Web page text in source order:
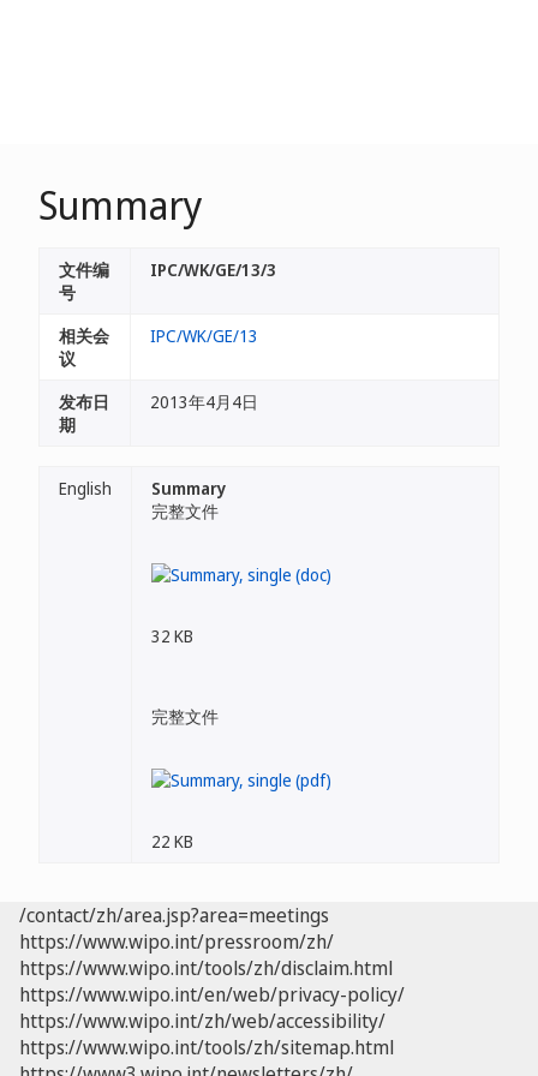
Summary
文件编
号
IPC/WK/GE/13/3
相关会
议
IPC/WK/GE/13
发布日
期
2013年4月4日
English
Summary
完整文件
32 KB
完整文件
22 KB
/contact/zh/area.jsp?area=meetings
https://www.wipo.int/pressroom/zh/
https://www.wipo.int/tools/zh/disclaim.html
https://www.wipo.int/en/web/privacy-policy/
https://www.wipo.int/zh/web/accessibility/
https://www.wipo.int/tools/zh/sitemap.html